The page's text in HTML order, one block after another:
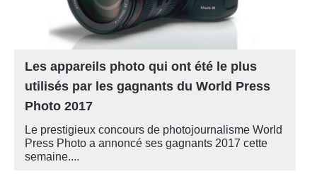
Les appareils photo qui ont été le plus
utilisés par les gagnants du World Press
Photo 2017
Le prestigieux concours de photojournalisme World
Press Photo a annoncé ses gagnants 2017 cette
semaine....